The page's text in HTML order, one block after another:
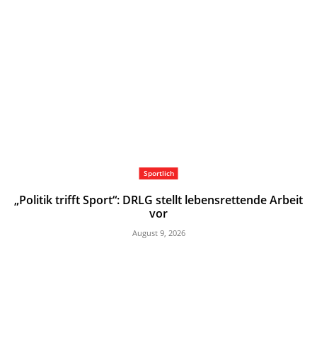
Sportlich
„Politik trifft Sport“: DRLG stellt lebensrettende Arbeit
vor
August 9, 2026